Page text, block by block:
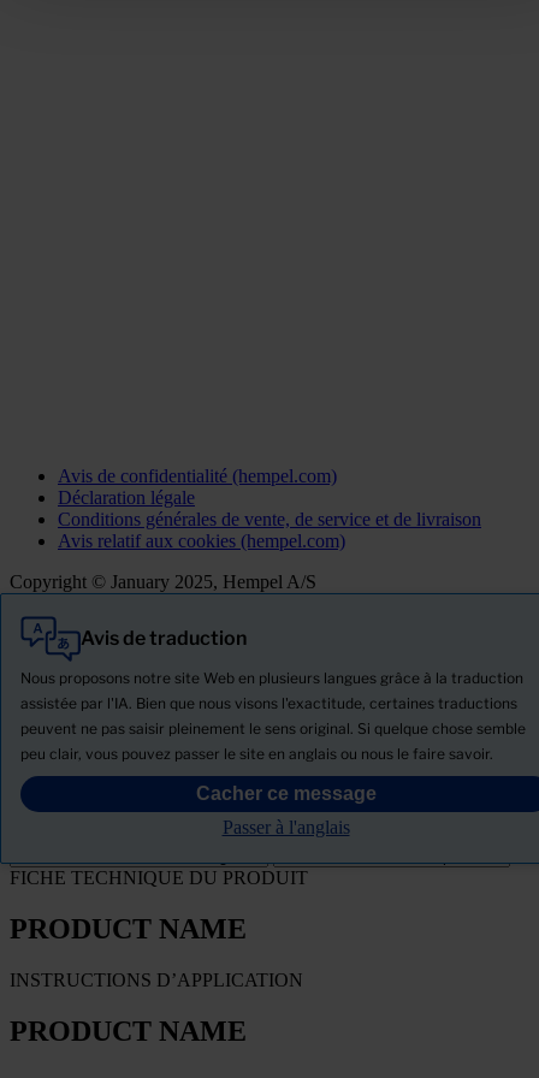
Avis de confidentialité (hempel.com)
Déclaration légale
Conditions générales de vente, de service et de livraison
Avis relatif aux cookies (hempel.com)
Copyright © January 2025, Hempel A/S
Avis de traduction
Nous proposons notre site Web en plusieurs langues grâce à la traduction
assistée par l'IA. Bien que nous visons l'exactitude, certaines traductions
peuvent ne pas saisir pleinement le sens original. Si quelque chose semble
peu clair, vous pouvez passer le site en anglais ou nous le faire savoir.
Cacher ce message
Passer à l'anglais
Tout
Actualités
Télécharger la Fiche de données de sécurité
PRODUCT NAME
FICHE TECHNIQUE DU PRODUIT
PRODUCT NAME
INSTRUCTIONS D’APPLICATION
PRODUCT NAME